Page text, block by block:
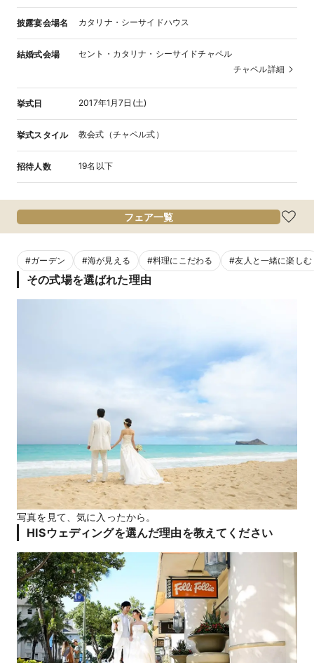
披露宴会場名 カタリナ・シーサイドハウス
結婚式会場
セント・カタリナ・シーサイドチャペル
チャペル詳細
挙式日 2017年1月7日(土)
挙式スタイル 教会式（チャペル式）
招待人数 19名以下
フェア一覧
#ガーデン #海が見える #料理にこだわる #友人と一緒に楽しむ
その式場を選ばれた理由
写真を見て、気に入ったから。
HISウェディングを選んだ理由を教えてください